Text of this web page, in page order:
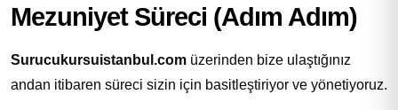
Mezuniyet Süreci (Adım Adım)
Surucukursuistanbul.com üzerinden bize ulaştığınız
andan itibaren süreci sizin için basitleştiriyor ve yönetiyoruz.